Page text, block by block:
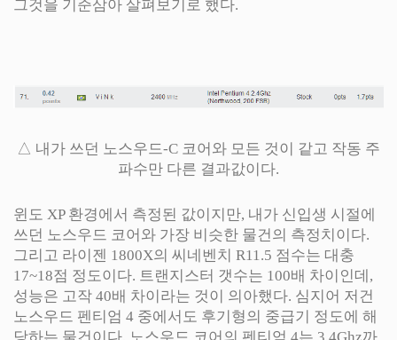
그것을 기준삼아 살펴보기로 했다.
△ 내가 쓰던 노스우드-C 코어와 모든 것이 같고 작동 주
파수만 다른 결과값이다.
윈도 XP 환경에서 측정된 값이지만, 내가 신입생 시절에
쓰던 노스우드 코어와 가장 비슷한 물건의 측정치이다.
그리고 라이젠 1800X의 씨네벤치 R11.5 점수는 대충
17~18점 정도이다. 트랜지스터 갯수는 100배 차이인데,
성능은 고작 40배 차이라는 것이 의아했다. 심지어 저건
노스우드 펜티엄 4 중에서도 후기형의 중급기 정도에 해
당하는 물건이다. 노스우드 코어의 펜티엄 4는 3.4Ghz까